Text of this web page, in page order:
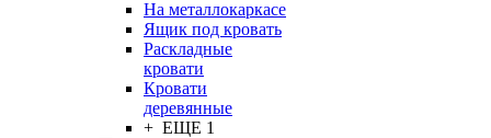
На металлокаркасе
Ящик под кровать
Раскладные
кровати
Кровати
деревянные
+ ЕЩЕ 1